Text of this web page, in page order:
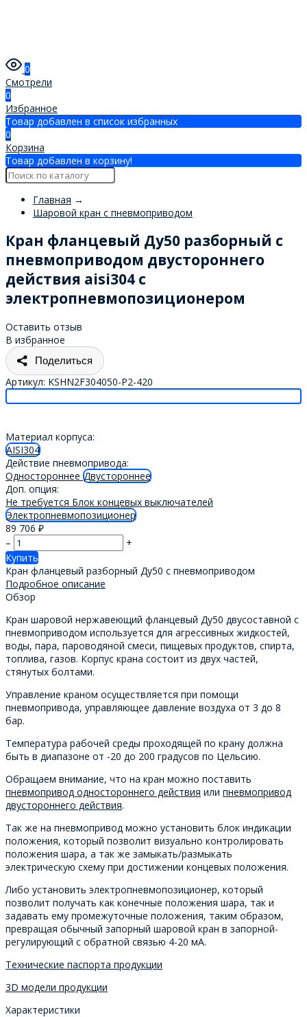
0
Смотрели
0
Избранное
Товар добавлен в список избранных
0
Корзина
Товар добавлен в корзину!
Главная →
Шаровой кран с пневмоприводом
Кран фланцевый Ду50 разборный с
пневмоприводом двустороннего
действия aisi304 с
электропневмопозиционером
Оставить отзыв
В избранное
Поделиться
Артикул: KSHN2F304050-P2-420
Материал корпуса:
AISI304
Действие пневмопривода:
Одностороннее Двустороннее
Доп. опция:
Не требуется Блок концевых выключателей
Электропневмопозиционер
89 706 ₽
–
+
Купить
Кран фланцевый разборный Ду50 с пневмоприводом
Подробное описание
Обзор
Кран шаровой нержавеющий фланцевый Ду50 двусоставной с
пневмоприводом используется для агрессивных жидкостей,
воды, пара, пароводяной смеси, пищевых продуктов, спирта,
топлива, газов. Корпус крана состоит из двух частей,
стянутых болтами.
Управление краном осуществляется при помощи
пневмопривода, управляющее давление воздуха от 3 до 8
бар.
Температура рабочей среды проходящей по крану должна
быть в диапазоне от -20 до 200 градусов по Цельсию.
Обращаем внимание, что на кран можно поставить
пневмопривод одностороннего действия или пневмопривод
двустороннего действия.
Так же на пневмопривод можно установить блок индикации
положения, который позволит визуально контролировать
положения шара, а так же замыкать/размыкать
электрическую схему при достижении концевых положения.
Либо установить электропневмопозиционер, который
позволит получать как конечные положения шара, так и
задавать ему промежуточные положения, таким образом,
превращая обычный запорный шаровой кран в запорной-
регулирующий с обратной связью 4-20 мА.
Технические паспорта продукции
3D модели продукции
Характеристики